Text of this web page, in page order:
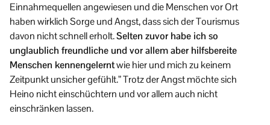
Einnahmequellen angewiesen und die Menschen vor Ort
haben wirklich Sorge und Angst, dass sich der Tourismus
davon nicht schnell erholt.Selten zuvor habe ich so
unglaublich freundliche und vor allem aber hilfsbereite
Menschen kennengelerntwie hier und mich zu keinem
Zeitpunkt unsicher gefühlt.” Trotz der Angst möchte sich
Heino nicht einschüchtern und vor allem auch nicht
einschränken lassen.